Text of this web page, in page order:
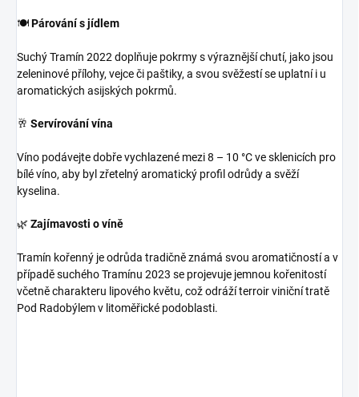
🍽️Párování s jídlem
Suchý Tramín 2022 doplňuje pokrmy s výraznější chutí, jako jsou
zeleninové přílohy, vejce či paštiky, a svou svěžestí se uplatní i u
aromatických asijských pokrmů.
🥂 Servírování vína
Víno podávejte dobře vychlazené mezi 8 – 10 °C ve sklenicích pro
bílé víno, aby byl zřetelný aromatický profil odrůdy a svěží
kyselina.
🌿 Zajímavosti o víně
Tramín kořenný je odrůda tradičně známá svou aromatičností a v
případě suchého Tramínu 2023 se projevuje jemnou kořenitostí
včetně charakteru lipového květu, což odráží terroir viniční tratě
Pod Radobýlem v litoměřické podoblasti.